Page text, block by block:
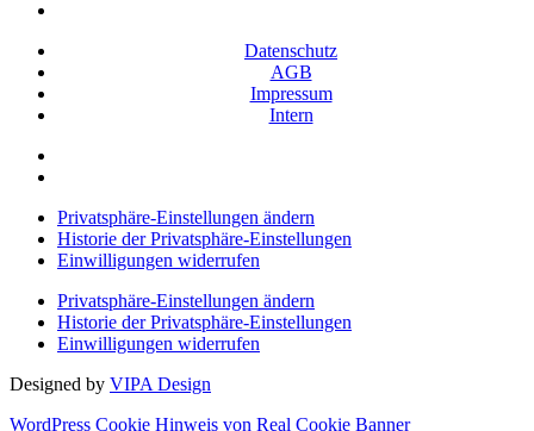
Datenschutz
AGB
Impressum
Intern
Privatsphäre-Einstellungen ändern
Historie der Privatsphäre-Einstellungen
Einwilligungen widerrufen
Privatsphäre-Einstellungen ändern
Historie der Privatsphäre-Einstellungen
Einwilligungen widerrufen
Designed by VIPA Design
WordPress Cookie Hinweis von Real Cookie Banner